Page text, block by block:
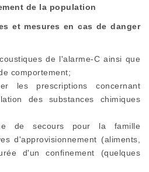
de la population
et mesures en cas de danger
de l'alarme-C ainsi que
comportement;
les prescriptions concernant
des substances chimiques
de secours pour la famille
d'approvisionnement (aliments,
d'un confinement (quelques